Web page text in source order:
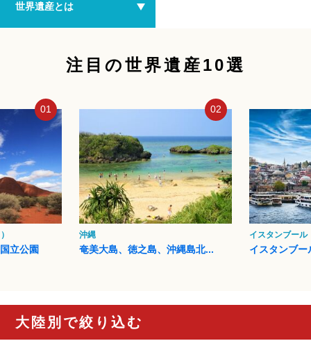
世界遺産とは
注目の世界遺産10選
01
立公園
02
沖縄
奄美大島、徳之島、沖縄島北...
イスタンブール
イスタンブー
大陸別で絞り込む